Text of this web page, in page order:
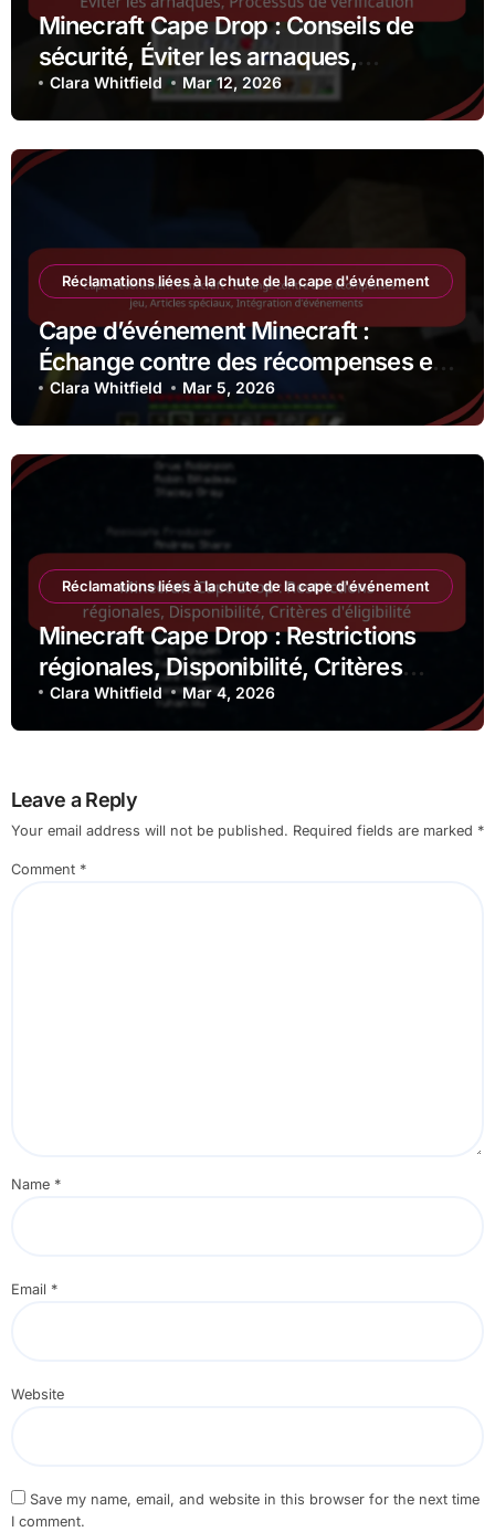
Minecraft Cape Drop : Conseils de
sécurité, Éviter les arnaques,
Processus de vérification
Clara Whitfield Mar 12, 2026
Réclamations liées à la chute de la cape d'événement
Cape d’événement Minecraft :
Échange contre des récompenses en
jeu, Articles spéciaux, Intégration
d’événements
Clara Whitfield Mar 5, 2026
Réclamations liées à la chute de la cape d'événement
Minecraft Cape Drop : Restrictions
régionales, Disponibilité, Critères
d’éligibilité
Clara Whitfield Mar 4, 2026
Leave a Reply
Your email address will not be published. Required fields are marked *
Comment *
Name *
Email *
Website
Save my name, email, and website in this browser for the next time
I comment.